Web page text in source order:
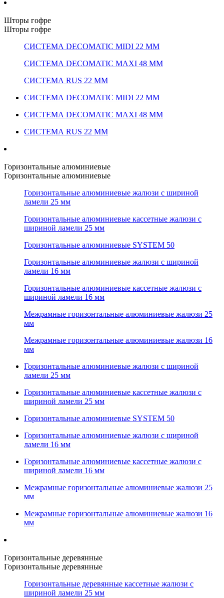
Шторы гофре
Шторы гофре
СИСТЕМА DECOMATIC MIDI 22 ММ
СИСТЕМА DECOMATIC MAXI 48 ММ
СИСТЕМА RUS 22 ММ
СИСТЕМА DECOMATIC MIDI 22 ММ
СИСТЕМА DECOMATIC MAXI 48 ММ
СИСТЕМА RUS 22 ММ
Горизонтальные алюминиевые
Горизонтальные алюминиевые
Горизонтальные алюминиевые жалюзи с шириной
ламели 25 мм
Горизонтальные алюминиевые кассетные жалюзи с
шириной ламели 25 мм
Горизонтальные алюминиевые SYSTEM 50
Горизонтальные алюминиевые жалюзи с шириной
ламели 16 мм
Горизонтальные алюминиевые кассетные жалюзи с
шириной ламели 16 мм
Межрамные горизонтальные алюминиевые жалюзи 25
мм
Межрамные горизонтальные алюминиевые жалюзи 16
мм
Горизонтальные алюминиевые жалюзи с шириной
ламели 25 мм
Горизонтальные алюминиевые кассетные жалюзи с
шириной ламели 25 мм
Горизонтальные алюминиевые SYSTEM 50
Горизонтальные алюминиевые жалюзи с шириной
ламели 16 мм
Горизонтальные алюминиевые кассетные жалюзи с
шириной ламели 16 мм
Межрамные горизонтальные алюминиевые жалюзи 25
мм
Межрамные горизонтальные алюминиевые жалюзи 16
мм
Горизонтальные деревянные
Горизонтальные деревянные
Горизонтальные деревянные кассетные жалюзи с
шириной ламели 25 мм